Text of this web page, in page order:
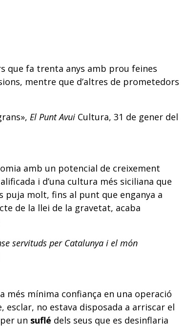
que fa trenta anys amb prou feines
mentre que d’altres de prometedors
El Punt AvuiCultura, 31 de gener del
amb un potencial de creixement
i d’una cultura més siciliana que
puja molt, fins al punt que enganya a
de la llei de la gravetat, acaba
servituds per Catalunya i el món
més mínima confiança en una operació
no estava disposada a arriscar el
un suflé dels seus que es desinflaria